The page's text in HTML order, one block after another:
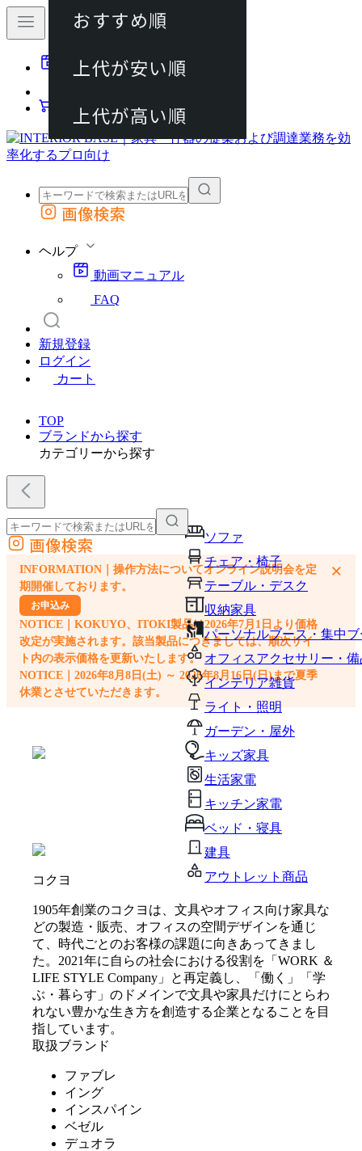
動画マニュアル
カート
外部サイトの商品をカートに追加
画像検索
ヘルプ
動画マニュアル
FAQ
新規登録
ログイン
カート
TOP
ブランドから探す
カテゴリーから探す
ソファ
チェア・椅子
テーブル・デスク
収納家具
パーソナルブース・集中
オフィスアクセサリー・備
インテリア雑貨
ライト・照明
ガーデン・屋外
キッズ家具
生活家電
キッチン家電
ベッド・寝具
建具
アウトレット商品
外部サイトの商品をカートに追加
他のサイトで見つけた商品ページのURLを貼り付けて、カートに追加できます
画像検索
INFORMATION｜操作方法についてオンライン説明会を定
期開催しております。
お申込み
NOTICE｜KOKUYO、ITOKI製品は2026年7月1日より価格
改定が実施されます。該当製品につきましては、順次サイ
ト内の表示価格を更新いたします。
NOTICE｜2026年8月8日(土) ～ 2026年8月16日(日)まで夏季
休業とさせていただきます。
×
コクヨ
1905年創業のコクヨは、文具やオフィス向け家具な
どの製造・販売、オフィスの空間デザインを通じ
て、時代ごとのお客様の課題に向きあってきまし
た。2021年に自らの社会における役割を「WORK ＆
LIFE STYLE Company」と再定義し、「働く」「学
ぶ・暮らす」のドメインで文具や家具だけにとらわ
れない豊かな生き方を創造する企業となることを目
指しています。
取扱ブランド
ファブレ
イング
インスパイン
ベゼル
デュオラ
おすすめ順
上代が安い順
上代が高い順